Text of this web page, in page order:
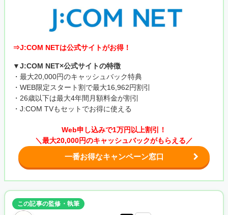
⇒J:COM NETは公式サイトがお得！
▼J:COM NET×公式サイトの特徴
・最大20,000円のキャッシュバック特典
・WEB限定スタート割で最大16,962円割引
・26歳以下は最大4年間月額料金が割引
・J:COM TVもセットでお得に使える
Web申し込みで1万円以上割引！
＼最大20,000円のキャッシュバックがもらえる／
一番お得なキャンペーン窓口
この記事の監修・執筆